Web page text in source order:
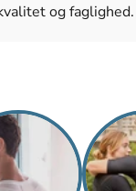
og faglighed.